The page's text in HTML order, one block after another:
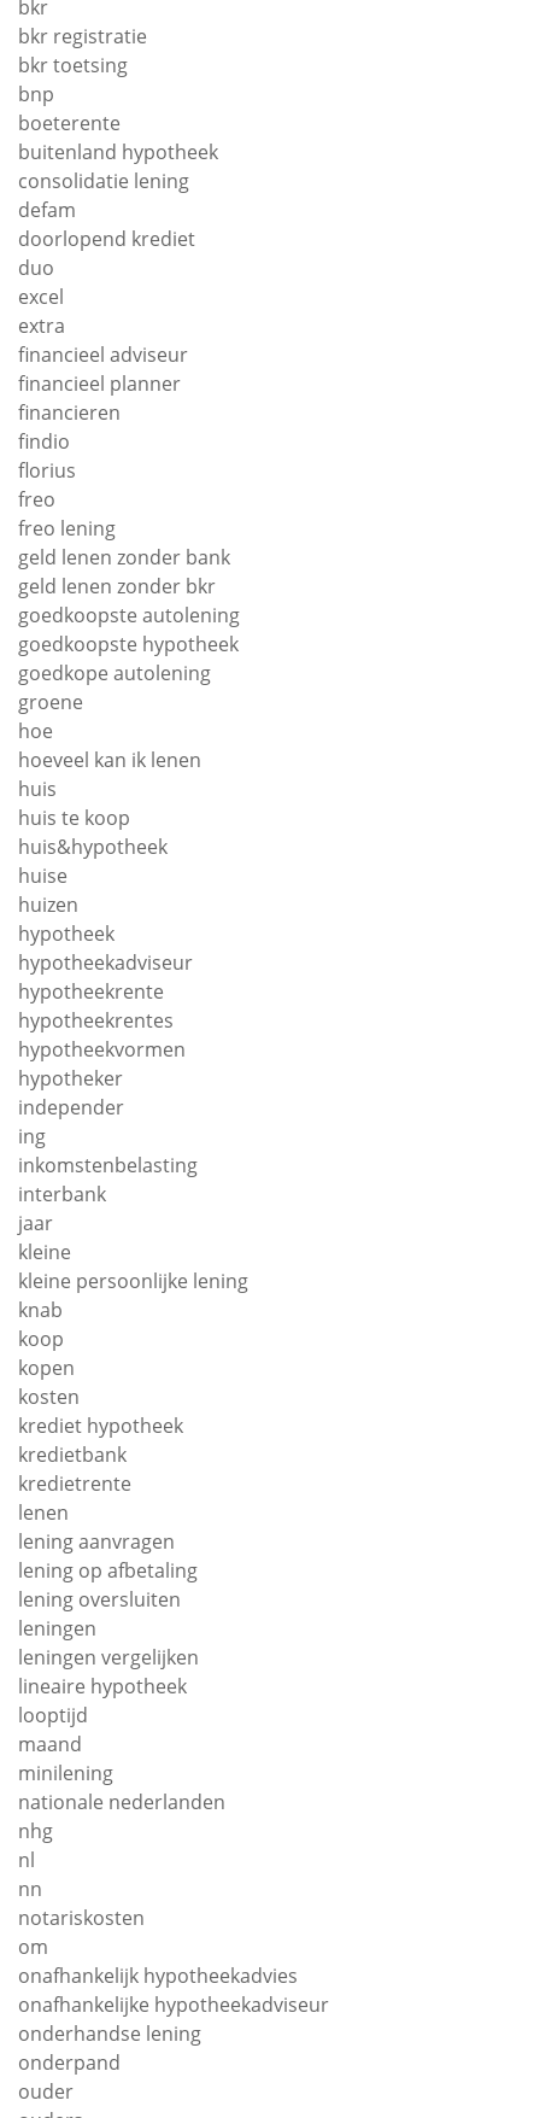
bkr
bkr registratie
bkr toetsing
bnp
boeterente
buitenland hypotheek
consolidatie lening
defam
doorlopend krediet
duo
excel
extra
financieel adviseur
financieel planner
financieren
findio
florius
freo
freo lening
geld lenen zonder bank
geld lenen zonder bkr
goedkoopste autolening
goedkoopste hypotheek
goedkope autolening
groene
hoe
hoeveel kan ik lenen
huis
huis te koop
huis&hypotheek
huise
huizen
hypotheek
hypotheekadviseur
hypotheekrente
hypotheekrentes
hypotheekvormen
hypotheker
independer
ing
inkomstenbelasting
interbank
jaar
kleine
kleine persoonlijke lening
knab
koop
kopen
kosten
krediet hypotheek
kredietbank
kredietrente
lenen
lening aanvragen
lening op afbetaling
lening oversluiten
leningen
leningen vergelijken
lineaire hypotheek
looptijd
maand
minilening
nationale nederlanden
nhg
nl
nn
notariskosten
om
onafhankelijk hypotheekadvies
onafhankelijke hypotheekadviseur
onderhandse lening
onderpand
ouder